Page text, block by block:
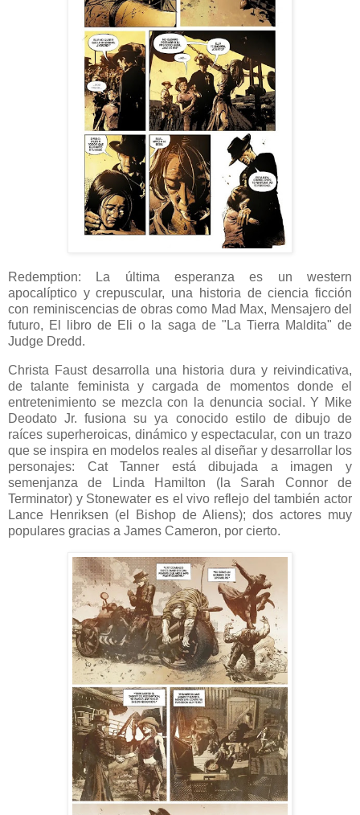
Redemption: La última esperanza es un western
apocalíptico y crepuscular, una historia de ciencia ficción
con reminiscencias de obras como Mad Max, Mensajero del
futuro, El libro de Eli o la saga de "La Tierra Maldita" de
Judge Dredd.
Christa Faust desarrolla una historia dura y reivindicativa,
de talante feminista y cargada de momentos donde el
entretenimiento se mezcla con la denuncia social. Y Mike
Deodato Jr. fusiona su ya conocido estilo de dibujo de
raíces superheroicas, dinámico y espectacular, con un trazo
que se inspira en modelos reales al diseñar y desarrollar los
personajes: Cat Tanner está dibujada a imagen y
semenjanza de Linda Hamilton (la Sarah Connor de
Terminator) y Stonewater es el vivo reflejo del también actor
Lance Henriksen (el Bishop de Aliens); dos actores muy
populares gracias a James Cameron, por cierto.